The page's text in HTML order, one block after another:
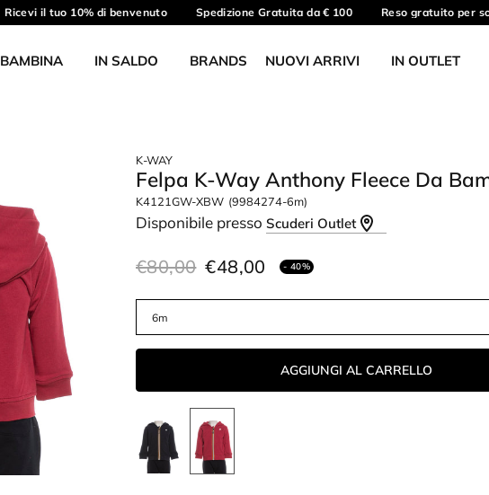
Ricevi il tuo 10% di benvenuto Spedizione Gratuita da € 100 Reso gratuito per
BAMBINA IN SALDO BRANDS NUOVI ARRIVI IN OUTLET
K-WAY
Felpa K-Way Anthony Fleece Da
K4121GW-XBW (9984274-6m)
Disponibile pressoScuderi Outlet
€80,00 €48,00 - 40%
AGGIUNGI AL CARRELLO